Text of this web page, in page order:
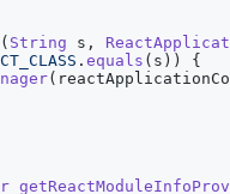
( String s ,
. equals ( s ) )
{
(